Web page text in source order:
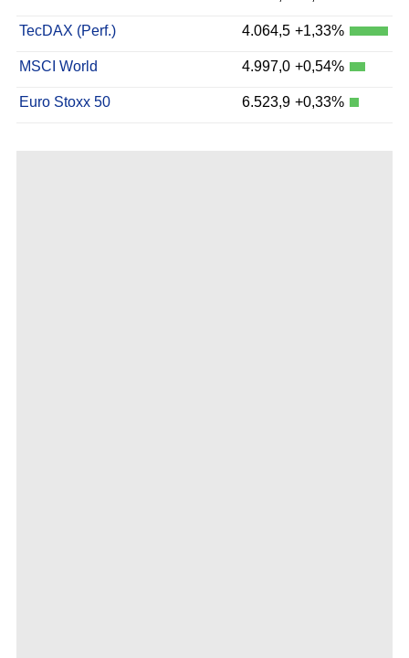
TecDAX (Perf.) 4.064,5 +1,33%
MSCI World 4.997,0 +0,54%
Euro Stoxx 50 6.523,9 +0,33%